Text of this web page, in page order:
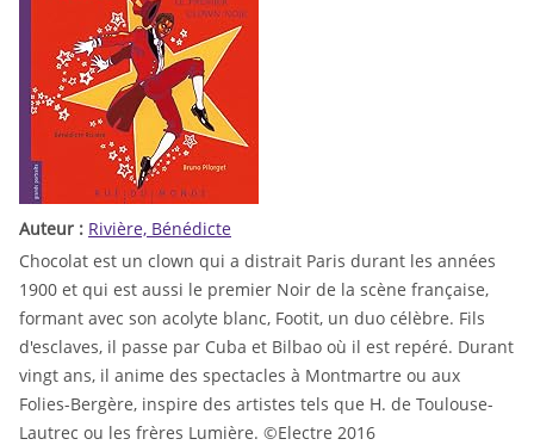
Auteur : Rivière, Bénédicte
Chocolat est un clown qui a distrait Paris durant les années
1900 et qui est aussi le premier Noir de la scène française,
formant avec son acolyte blanc, Footit, un duo célèbre. Fils
d'esclaves, il passe par Cuba et Bilbao où il est repéré. Durant
vingt ans, il anime des spectacles à Montmartre ou aux
Folies-Bergère, inspire des artistes tels que H. de Toulouse-
Lautrec ou les frères Lumière. ©Electre 2016